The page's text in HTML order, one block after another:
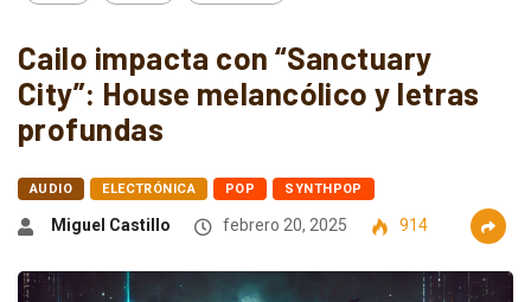
Cailo impacta con “Sanctuary
City”: House melancólico y letras
profundas
AUDIO ELECTRÓNICA POP SYNTHPOP
Miguel Castillo febrero 20, 2025 914